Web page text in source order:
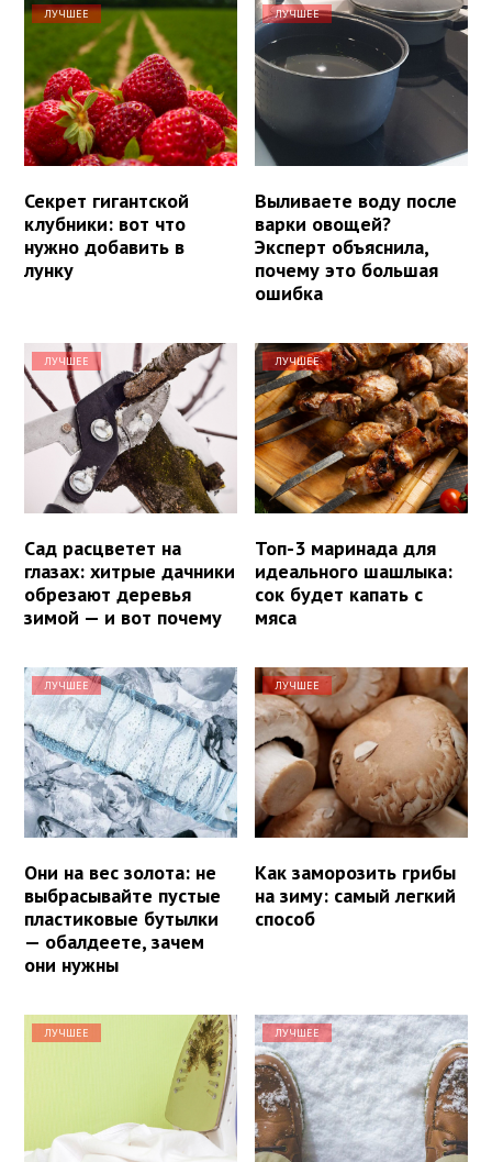
ЛУЧШЕЕ
Секрет гигантской
клубники: вот что
нужно добавить в
лунку
ЛУЧШЕЕ
Выливаете воду после
варки овощей?
Эксперт объяснила,
почему это большая
ошибка
ЛУЧШЕЕ
Сад расцветет на
глазах: хитрые дачники
обрезают деревья
зимой — и вот почему
ЛУЧШЕЕ
Топ-3 маринада для
идеального шашлыка:
сок будет капать с
мяса
ЛУЧШЕЕ
Они на вес золота: не
выбрасывайте пустые
пластиковые бутылки
— обалдеете, зачем
они нужны
ЛУЧШЕЕ
Как заморозить грибы
на зиму: самый легкий
способ
ЛУЧШЕЕ ЛУЧШЕЕ